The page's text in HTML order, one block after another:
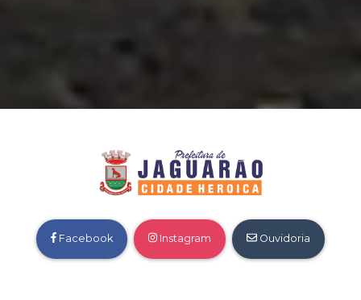
Facebook Instagram Ouvidoria